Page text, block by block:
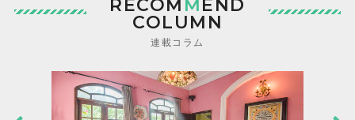
RECOM MEND
COLUMN
連載コラム